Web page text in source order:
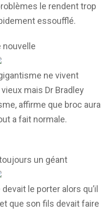
le rendent trop
essoufflé.
nouvelle
ne vivent
mais Dr Bradley
affirme que broc aura
a fait normale.
un géant
le porter alors qu’il
que son fils devait faire